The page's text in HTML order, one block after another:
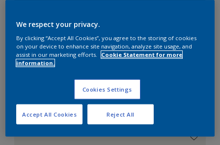
Suggestions
d'Harmonies
Le Blanc Parfait
We respect your privacy.
By clicking “Accept All Cookies”, you agree to the storing of cookies
on your device to enhance site navigation, analyze site usage, and
assist in our marketing efforts.
Cookie Statement for more
information.
Cookies Settings
Reject All
Accept All Cookies